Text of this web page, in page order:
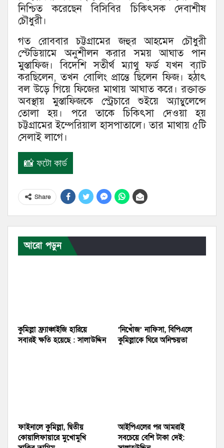
নিশ্চিত করেছেন বিসিবির চিকিৎসক দেবাশীষ
চৌধুরী।
গত রোববার চট্টগ্রামের জহুর আহমেদ চৌধুরী
স্টেডিয়ামে অনুশীলন করার সময় আঘাত পান
মুস্তাফিজ। বিদেশি সতীর্থ ম্যাথু ফর্ড যখন ব্যাট
করছিলেন, তখন বোলিং প্রান্তে ছিলেন ফিজ। হঠাৎ
বল উড়ে গিয়ে ফিজের মাথায় আঘাত করে। রক্তাক্ত
অবস্থায় মুস্তাফিজকে স্ট্রেচারে শুইয়ে অ্যাম্বুলেন্সে
তোলা হয়। পরে তাকে চিকিৎসা দেওয়া হয়
চট্টগ্রামের ইম্পেরিয়াল হাসপাতালে। তার মাথায় ৫টি
সেলাই লাগে।
📸 ফটো কার্ড
Share
আরো পড়ুন
কুমিল্লা ফ্র্যাঞ্চাইজি হারিয়ে
সবারই ক্ষতি হয়েছে : সালাউদ্দিন
‘নিখোঁজ’ নাফিসা, বিপিএলে
কুমিল্লাকে ঘিরে অনিশ্চয়তা
ফাইনালে কুমিল্লা, দ্বিতীয়
কোয়ালিফায়ারে মুখোমুখি
আইপিএলের পর আমরাই
সবচেয়ে বেশি টাকা দেই: